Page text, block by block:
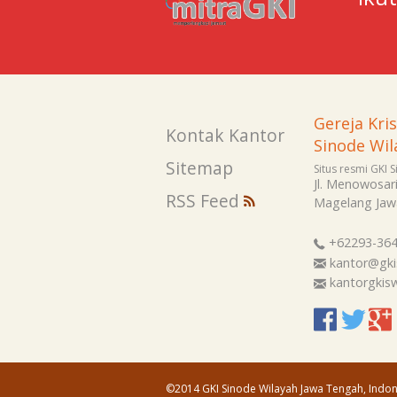
Kontak Kantor
Sitemap
RSS Feed
Gereja
Sinode
Situs resmi GKI
Jl.
Magelang
+62293-
©2014 GKI Sinode Wilayah Jawa Tengah,